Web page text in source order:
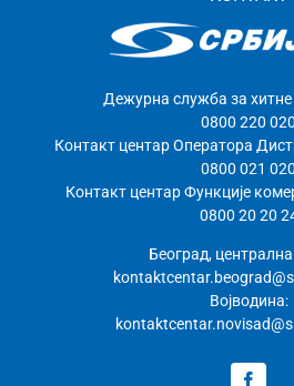
Дежурна служба за хитне
0800 220 020
Контакт центар Оператора
0800 021 020
Контакт центар Функције
0800 20 20
Београд,
Војводина: